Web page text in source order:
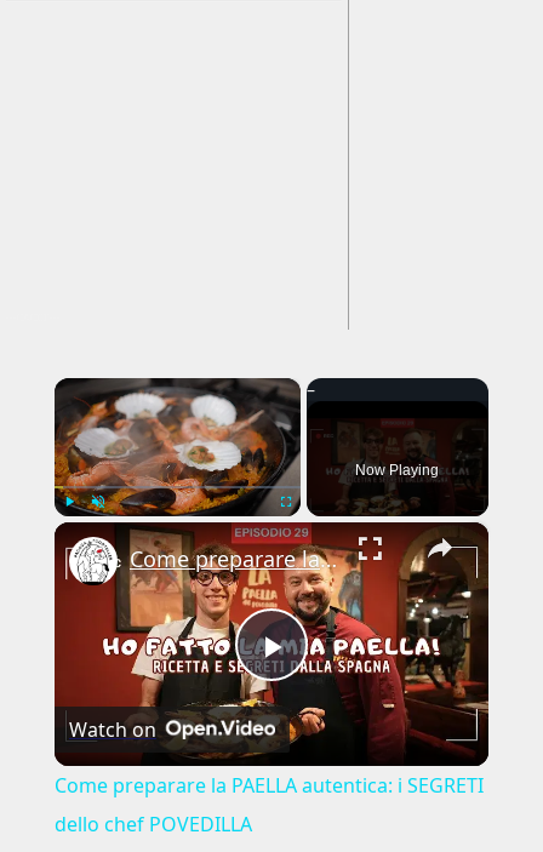
×
Unmute Fullscreen
Now Playing
×
Play
Video
Come preparare la PAELLA autentica: i SEGRETI dello chef POVEDILLA
Watch on
Come preparare la PAELLA autentica: i SEGRETI
dello chef POVEDILLA